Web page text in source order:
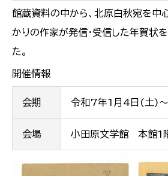
館蔵資料の中から、北原白秋宛を中
かりの作家が発信・受信した年賀状
た。
開催情報
会期 令和7年1月4日(土)
会場 小田原文学館 本館1